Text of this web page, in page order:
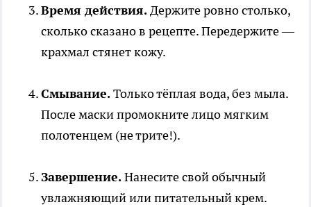
Время действия.Держите ровно столько,
сколько сказано в рецепте. Передержите —
крахмал стянет кожу.
Смывание.Только тёплая вода, без мыла.
После маски промокните лицо мягким
полотенцем (не трите!).
Завершение.Нанесите свой обычный
увлажняющий или питательный крем.